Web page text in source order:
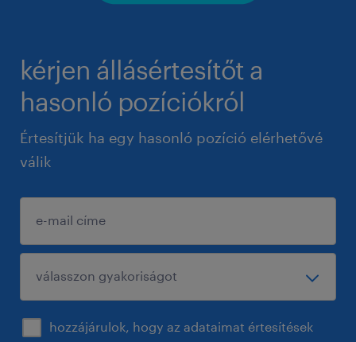
kérjen állásértesítőt a
hasonló pozíciókról
Értesítjük ha egy hasonló pozíció elérhetővé
válik
hozzájárulok, hogy az adataimat értesítések